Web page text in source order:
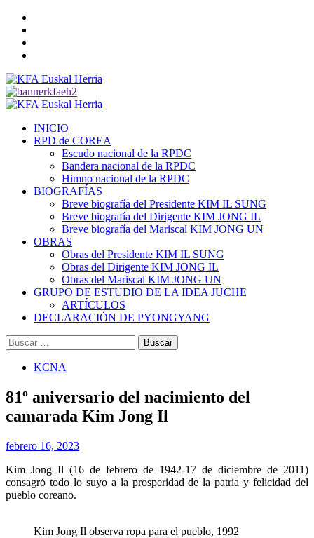
Saltar
contenido
Menú
INICIO
RPD de COREA
Escudo nacional de la RPDC
Bandera nacional de la RPDC
Himno nacional de la RPDC
BIOGRAFÍAS
Breve biografía del Presidente KIM IL SUNG
Breve biografía del Dirigente KIM JONG IL
Breve biografía del Mariscal KIM JONG UN
OBRAS
Obras del Presidente KIM IL SUNG
Obras del Dirigente KIM JONG IL
Obras del Mariscal KIM JONG UN
GRUPO DE ESTUDIO DE LA IDEA JUCHE
ARTÍCULOS
DECLARACIÓN DE PYONGYANG
Buscar:
KCNA
81º aniversario del nacimiento del
camarada Kim Jong Il
febrero 16, 2023
Kim Jong Il (16 de febrero de 1942-17 de diciembre de 2011)
consagró todo lo suyo a la prosperidad de la patria y felicidad del
pueblo coreano.
Kim Jong Il observa ropa para el pueblo, 1992